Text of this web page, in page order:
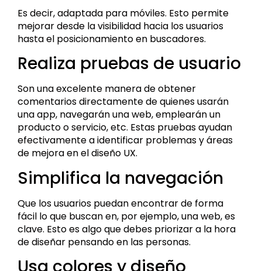
Es decir, adaptada para móviles. Esto permite
mejorar desde la visibilidad hacia los usuarios
hasta el posicionamiento en buscadores.
Realiza pruebas de usuario
Son una excelente manera de obtener
comentarios directamente de quienes usarán
una app, navegarán una web, emplearán un
producto o servicio, etc. Estas pruebas ayudan
efectivamente a identificar problemas y áreas
de mejora en el diseño UX.
Simplifica la navegación
Que los usuarios puedan encontrar de forma
fácil lo que buscan en, por ejemplo, una web, es
clave. Esto es algo que debes priorizar a la hora
de diseñar pensando en las personas.